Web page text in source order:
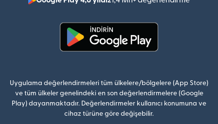
Uygulama değerlendirmeleri tüm ülkelere/bölgelere (App Store)
ve tüm ülkeler genelindeki en son değerlendirmelere (Google
Play) dayanmaktadır. Değerlendirmeler kullanıcı konumuna ve
cihaz türüne göre değişebilir.